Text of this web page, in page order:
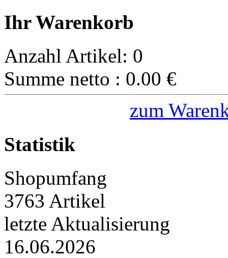
Ihr Warenkorb
Anzahl Artikel: 0
Summe netto : 0.00 €
zum
Statistik
Shopumfang
3763 Artikel
letzte Aktualisierung
16.06.2026